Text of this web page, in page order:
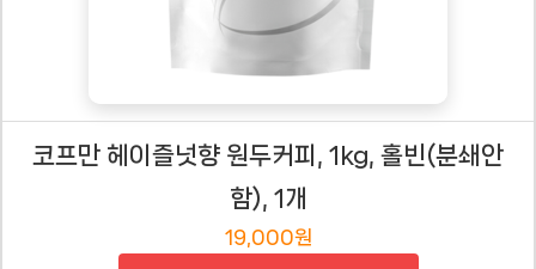
코프만 헤이즐넛향 원두커피, 1kg, 홀빈(분쇄안
함), 1개
19,000원